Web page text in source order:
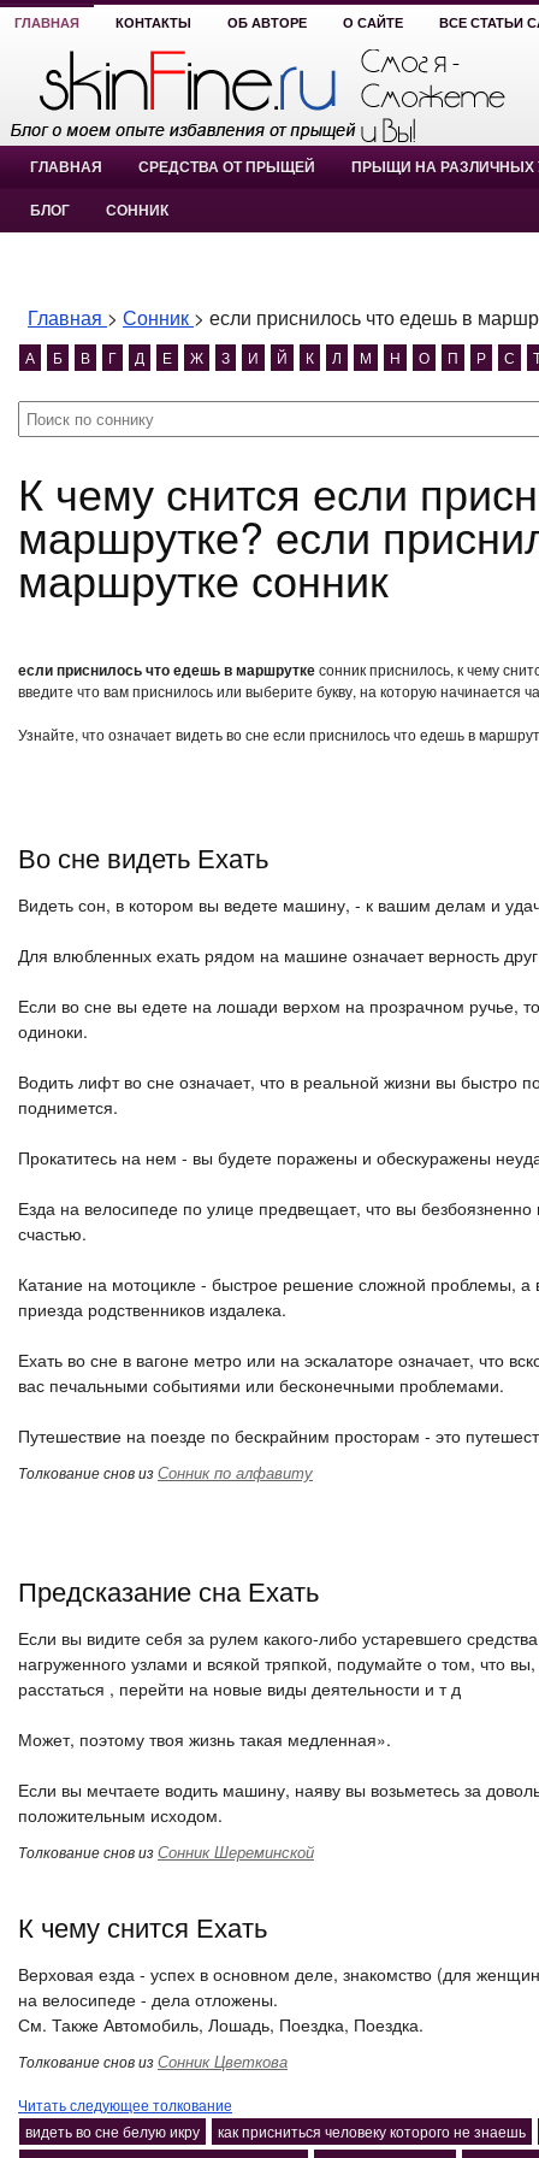
ГЛАВНАЯ КОНТАКТЫ ОБ АВТОРЕ О САЙТЕ ВСЕ СТАТЬИ
ГЛАВНАЯ СРЕДСТВА ОТ ПРЫЩЕЙ ПРЫЩИ НА РАЗЛИЧНЫХ
БЛОГ СОННИК
Главная > Сонник > если приснилось что едешь в
А Б В Г Д Е Ж З И Й К Л М Н О П Р С
К чему снится если приснилось что едешь в
маршрутке? если
маршрутке сонник
если приснилось что едешь в маршруткесонник приснилось, к чему
введите что вам приснилось или выберите букву, на которую начинается
Узнайте, что означает видеть во сне если приснилось что едешь в
Во сне видеть Ехать
Видеть сон, в котором вы ведете машину, - к вашим делам и
Для влюбленных ехать рядом на машине означает верность
Если во сне вы едете на лошади верхом на прозрачном ручье,
одиноки.
Водить лифт во сне означает, что в реальной жизни вы быстро
поднимется.
Прокатитесь на нем - вы будете поражены и обескуражены
Езда на велосипеде по улице предвещает, что вы
счастью.
Катание на мотоцикле - быстрое решение сложной проблемы, а
приезда родственников издалека.
Ехать во сне в вагоне метро или на эскалаторе означает, что
вас печальными событиями или бесконечными проблемами.
Путешествие на поезде по бескрайним просторам - это
Толкование снов изСонник по алфавиту
Предсказание сна Ехать
Если вы видите себя за рулем какого-либо устаревшего
нагруженного узлами и всякой тряпкой, подумайте о том, что
расстаться , перейти на новые виды деятельности и т д
Может, поэтому твоя жизнь такая медленная».
Если вы мечтаете водить машину, наяву вы возьметесь за
положительным исходом.
Толкование снов изСонник Шереминской
К чему снится Ехать
Верховая езда - успех в основном деле, знакомство (для
на велосипеде - дела отложены.
См. Также Автомобиль, Лошадь, Поездка, Поездка.
Толкование снов изСонник Цветкова
Читать следующее толкование
видеть во сне белую икру
как присниться человеку которого не знаешь